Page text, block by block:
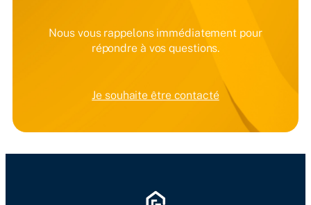
Nous vous rappelons immédiatement pour
répondre à vos questions.
Je souhaite être contacté